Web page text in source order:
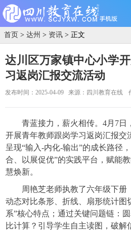
首页 > 达州 > 资讯 > 正文
达川区万家镇中心小学
习返岗汇报交流活动
发布时间：2025-04-09 来源：四川教育在线
青蓝接力，薪火相传。4月7日
开展青年教师跟岗学习返岗汇报交
呈现“输入-内化-输出”的成长路径
合、以展促优”的实践平台，赋能
慧焕新。
周艳芝老师执教了六年级下册
动态对比条形、折线、扇形统计图
系”核心特点；通过关键问题链：
比计算？引导学生自主读图，破解